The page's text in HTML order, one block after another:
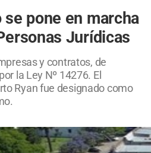
se pone en marcha
Jurídicas
y contratos, de
la Ley Nº 14276. El
Ryan fue designado como